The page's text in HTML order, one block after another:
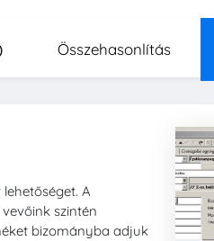
Összehasonlítás
A
szintén
bizományba adjuk